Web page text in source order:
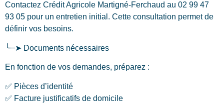
Contactez Crédit Agricole Martigné-Ferchaud au 02 99 47
93 05 pour un entretien initial. Cette consultation permet de
définir vos besoins.
╰┈➤ Documents nécessaires
En fonction de vos demandes, préparez :
✅ Pièces d’identité
✅ Facture justificatifs de domicile